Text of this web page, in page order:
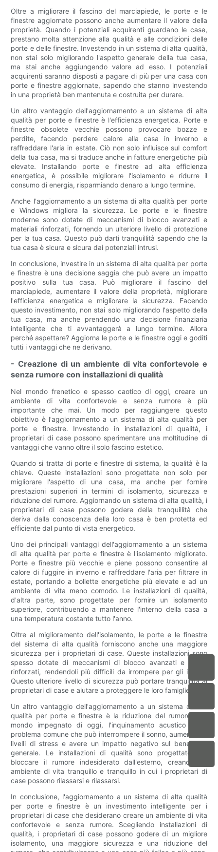
Oltre a migliorare il fascino del marciapiede, le porte e le
finestre aggiornate possono anche aumentare il valore della
proprietà. Quando i potenziali acquirenti guardano le case,
prestano molta attenzione alla qualità e alle condizioni delle
porte e delle finestre. Investendo in un sistema di alta qualità,
non stai solo migliorando l'aspetto generale della tua casa,
ma stai anche aggiungendo valore ad esso. I potenziali
acquirenti saranno disposti a pagare di più per una casa con
porte e finestre aggiornate, sapendo che stanno investendo
in una proprietà ben mantenuta e costruita per durare.
Un altro vantaggio dell'aggiornamento a un sistema di alta
qualità per porte e finestre è l'efficienza energetica. Porte e
finestre obsolete vecchie possono provocare bozze e
perdite, facendo perdere calore alla casa in inverno e
raffreddare l'aria in estate. Ciò non solo influisce sul comfort
della tua casa, ma si traduce anche in fatture energetiche più
elevate. Installando porte e finestre ad alta efficienza
energetica, è possibile migliorare l'isolamento e ridurre il
consumo di energia, risparmiando denaro a lungo termine.
Anche l'aggiornamento a un sistema di alta qualità per porte
e Windows migliora la sicurezza. Le porte e le finestre
moderne sono dotate di meccanismi di blocco avanzati e
materiali rinforzati, fornendo un ulteriore livello di protezione
per la tua casa. Questo può darti tranquillità sapendo che la
tua casa è sicura e sicura dai potenziali intrusi.
In conclusione, investire in un sistema di alta qualità per porte
e finestre è una decisione saggia che può avere un impatto
positivo sulla tua casa. Può migliorare il fascino del
marciapiede, aumentare il valore della proprietà, migliorare
l'efficienza energetica e migliorare la sicurezza. Facendo
questo investimento, non stai solo migliorando l'aspetto della
tua casa, ma anche prendendo una decisione finanziaria
intelligente che ti avvantaggerà a lungo termine. Allora
perché aspettare? Aggiorna le porte e le finestre oggi e goditi
tutti i vantaggi che ne derivano.
- Creazione di un ambiente di vita confortevole e
senza rumore con installazioni di qualità
Nel mondo frenetico e spesso caotico di oggi, creare un
ambiente di vita confortevole e senza rumore è più
importante che mai. Un modo per raggiungere questo
obiettivo è l'aggiornamento a un sistema di alta qualità per
porte e finestre. Investendo in installazioni di qualità, i
proprietari di case possono sperimentare una moltitudine di
vantaggi che vanno oltre il solo fascino estetico.
Quando si tratta di porte e finestre di sistema, la qualità è la
chiave. Queste installazioni sono progettate non solo per
migliorare l'aspetto di una casa, ma anche per fornire
prestazioni superiori in termini di isolamento, sicurezza e
riduzione del rumore. Aggiornando un sistema di alta qualità, i
proprietari di case possono godere della tranquillità che
deriva dalla conoscenza della loro casa è ben protetta ed
efficiente dal punto di vista energetico.
Uno dei principali vantaggi dell'aggiornamento a un sistema
di alta qualità per porte e finestre è l'isolamento migliorato.
Porte e finestre più vecchie e piene possono consentire al
calore di fuggire in inverno e raffreddare l'aria per filtrare in
estate, portando a bollette energetiche più elevate e ad un
ambiente di vita meno comodo. Le installazioni di qualità,
d'altra parte, sono progettate per fornire un isolamento
superiore, contribuendo a mantenere l'interno della casa a
una temperatura costante tutto l'anno.
Oltre al miglioramento dell'isolamento, le porte e le finestre
del sistema di alta qualità forniscono anche una maggiore
sicurezza per i proprietari di case. Queste installazioni sono
spesso dotate di meccanismi di blocco avanzati e frame
rinforzati, rendendoli più difficili da irrompere per gli intrusi.
Questo ulteriore livello di sicurezza può portare tranquillità ai
proprietari di case e aiutare a proteggere le loro famiglie.
Un altro vantaggio dell'aggiornamento a un sistema di alta
qualità per porte e finestre è la riduzione del rumore. Nel
mondo impegnato di oggi, l'inquinamento acustico è un
problema comune che può interrompere il sonno, aumentare i
livelli di stress e avere un impatto negativo sul benessere
generale. Le installazioni di qualità sono progettate per
bloccare il rumore indesiderato dall'esterno, creando un
ambiente di vita tranquillo e tranquillo in cui i proprietari di
case possono rilassarsi e rilassarsi.
In conclusione, l'aggiornamento a un sistema di alta qualità
per porte e finestre è un investimento intelligente per i
proprietari di case che desiderano creare un ambiente di vita
confortevole e senza rumore. Scegliendo installazioni di
qualità, i proprietari di case possono godere di un migliore
isolamento, una maggiore sicurezza e una riduzione del